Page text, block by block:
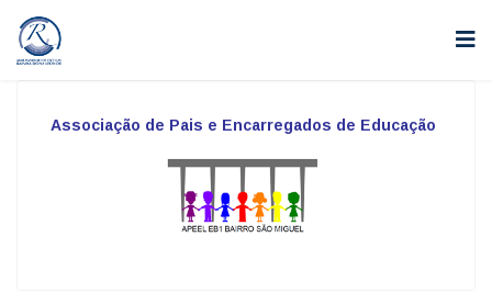
Associação de Pais e Encarregados de Educação